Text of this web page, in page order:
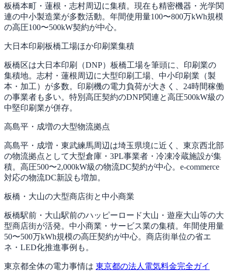
板橋本町・蓮根・志村周辺に集積。現在も精密機器・光学関
連の中小製造業が多数活動。年間使用量100〜800万kWh規模
の高圧100〜500kW契約が中心。
大日本印刷板橋工場ほか印刷業集積
板橋区は大日本印刷（DNP）板橋工場を筆頭に、印刷業の
集積地。志村・蓮根周辺に大型印刷工場、中小印刷業（製
本・加工）が多数。印刷機の電力負荷が大きく、24時間稼働
の事業者も多い。特別高圧契約のDNP関連と高圧500kW級の
中堅印刷業が併存。
高島平・成増の大型物流拠点
高島平・成増・東武練馬周辺は埼玉県境に近く、東京西北部
の物流拠点として大型倉庫・3PL事業者・冷凍冷蔵施設が集
積。高圧500〜2,000kW級の物流DC契約が中心。e-commerce
対応の物流DC新設も増加。
板橋・大山の大型商店街と中小商業
板橋駅前・大山駅前のハッピーロード大山・遊座大山等の大
型商店街が活発。中小商業・サービス業の集積。年間使用量
50〜500万kWh規模の高圧契約が中心。商店街単位の省エ
ネ・LED化推進事例も。
東京都全体の電力事情は 東京都の法人電気料金完全ガイ